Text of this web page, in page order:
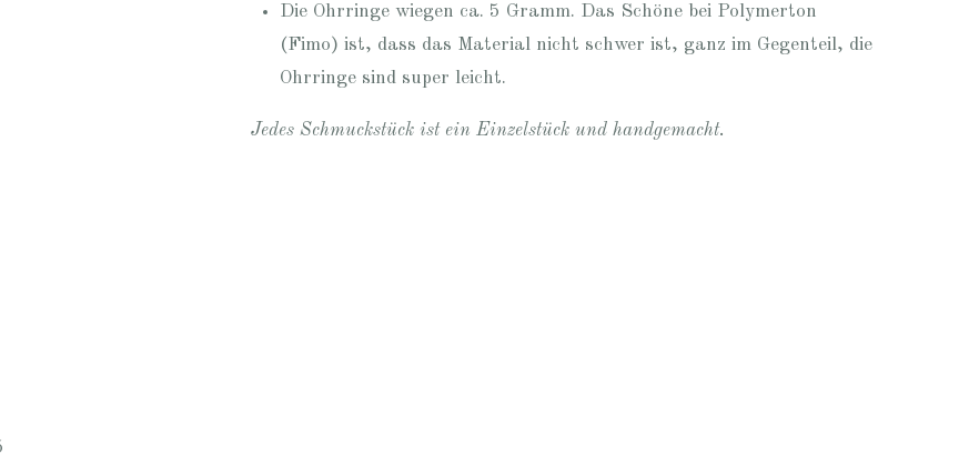
Die Ohrringe wiegen ca. 5 Gramm. Das Schöne bei Polymerton
(Fimo) ist, dass das Material nicht schwer ist, ganz im Gegenteil, die
Ohrringe sind super leicht.
Jedes Schmuckstück ist ein Einzelstück und handgemacht.